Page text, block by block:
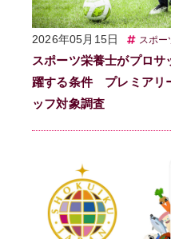
2026年05月15日 スポー
スポーツ栄養士がプロサ
躍する条件 プレミアリ
ッフ対象調査